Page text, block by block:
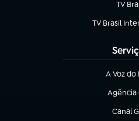
TV
(abre
TV Brasil
(abre em
A Voz do
(abre em
Agência
(abre em
Canal
(abre